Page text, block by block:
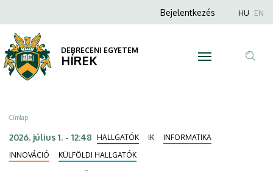
AI-
versenyt
hirdetett
az
Informatikai
Kar
a
tartalomra
Anonim
menüje
Bejelentkezés HU EN
DEBRECENI EGYETEM
HÍREK
Morzsa
Címlap
2026. július 1. - 12:48 HALLGATÓK IK
INFORMATIKA
INNOVÁCIÓ
KÜLFÖLDI HALLGATÓK